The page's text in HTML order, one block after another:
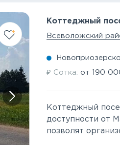
Коттеджный
Всеволожский
₽ Сотка:от190
Коттеджный
доступности от
позволят